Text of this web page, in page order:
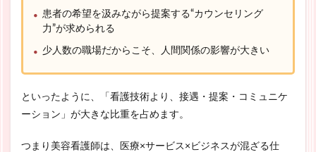
患者の希望を汲みながら提案する“カウンセリング
力”が求められる
少人数の職場だからこそ、人間関係の影響が大きい
といったように、「看護技術より、接遇・提案・コミュニケ
ーション」が大きな比重を占めます。
つまり美容看護師は、医療×サービス×ビジネスが混ざる仕